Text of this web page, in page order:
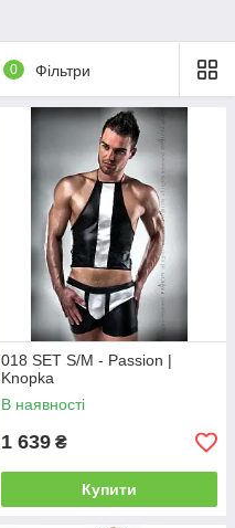
0 Фільтри
018 SET S/M - Passion |
Knopka
В наявності
1 639 ₴
Купити